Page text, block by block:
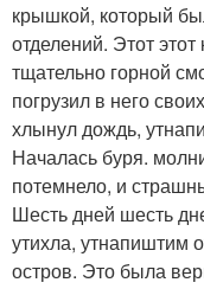
крышкой, который
отделений. Этот
тщательно горной
погрузил в него
хлынул дождь,
Началась буря.
потемнело, и
Шесть дней шесть
утихла, утнапиштим
остров. Это была